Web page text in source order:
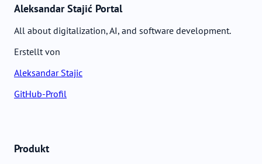
Aleksandar Stajić Portal
All about digitalization, AI, and software development.
Erstellt von
Aleksandar Stajic
GitHub-Profil
Produkt